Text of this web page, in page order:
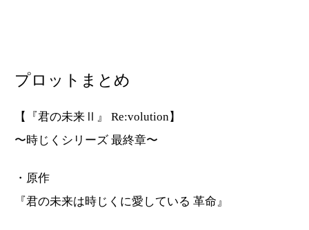
プロットまとめ
【『君の未来Ⅱ』 Re:volution】
〜時じくシリーズ 最終章〜
・原作
『君の未来は時じくに愛している 革命』